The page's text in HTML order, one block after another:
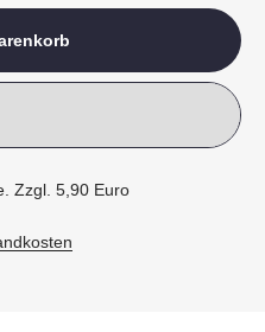
Zzgl. 5,90 Euro